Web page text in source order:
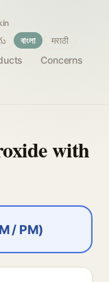
Concerns
বাংলা मराठी
with
/ PM)